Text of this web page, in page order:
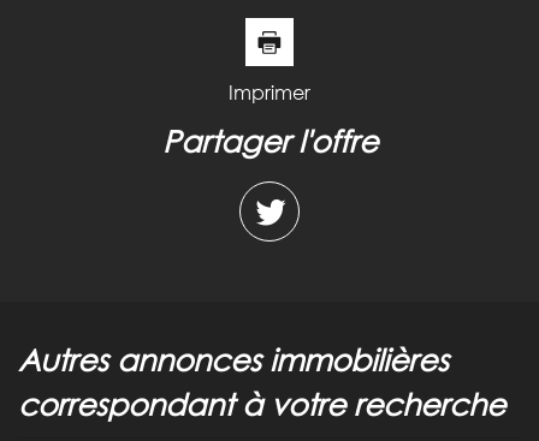
Imprimer
partager l'offre
autres annonces immobilières
correspondant à votre recherche